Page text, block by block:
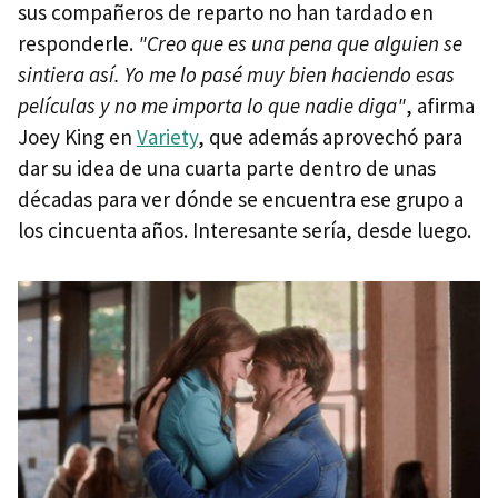
sus compañeros de reparto no han tardado en
responderle. "Creo que es una pena que alguien se
sintiera así. Yo me lo pasé muy bien haciendo esas
películas y no me importa lo que nadie diga", afirma
Joey King en Variety, que además aprovechó para
dar su idea de una cuarta parte dentro de unas
décadas para ver dónde se encuentra ese grupo a
los cincuenta años. Interesante sería, desde luego.